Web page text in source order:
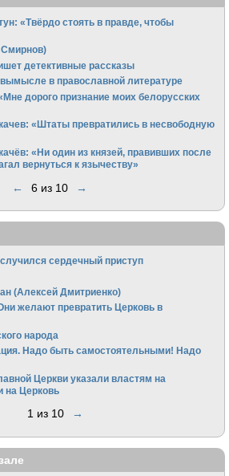
«Твёрдо стоять в правде, чтобы
Смирнов)
детективные рассказы
в православной литературе
дорого признание моих белорусских
«Штаты превратились в несвободную
«Ни один из князей, правивших после
вернуться к язычеству»
← 6 из 10 →
сердечный приступ
(Алексей Дмитриенко)
желают превратить Церковь в
народа
Надо быть самостоятельными! Надо
Церкви указали властям на
на Церковь
1 из 10 →